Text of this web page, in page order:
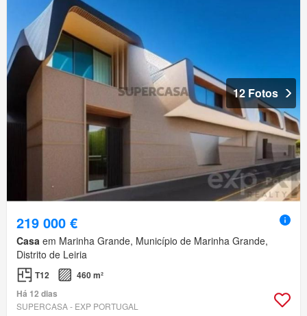
12 Fotos
219 000 €
Casa em Marinha Grande, Município de Marinha Grande,
Distrito de Leiria
T12
460 m²
Há 12 dias
SUPERCASA - EXP PORTUGAL